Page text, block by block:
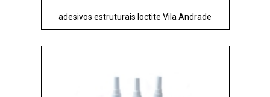
adesivos estruturais loctite Vila Andrade